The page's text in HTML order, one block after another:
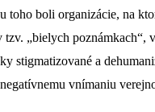
toho boli organizácie, na
tzv. „bielych poznámkach“,
stigmatizované a
vnímaniu